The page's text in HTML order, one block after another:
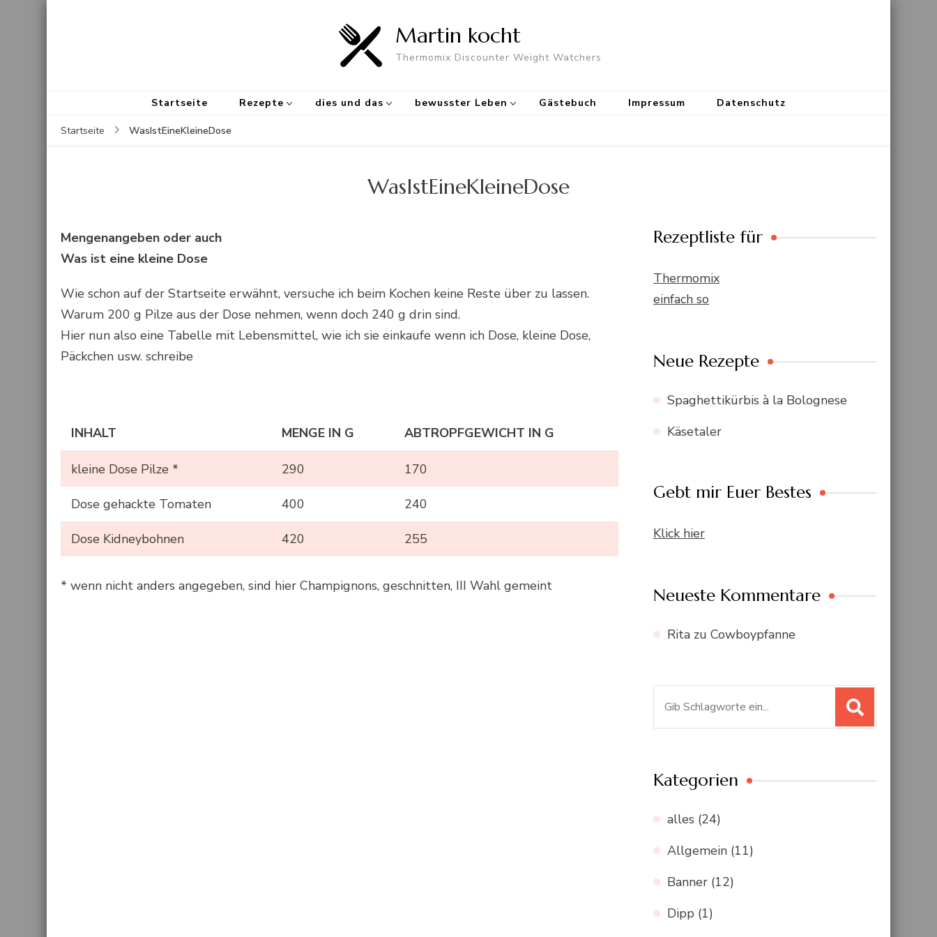
Martin kocht
Thermomix Discounter Weight Watchers
Startseite Rezepte dies und das bewusster Leben Gästebuch Impressum Datenschutz
Startseite WasIstEineKleineDose
WasIstEineKleineDose
Mengenangeben oder auch
Was ist eine kleine Dose
Wie schon auf der Startseite erwähnt, versuche ich beim Kochen keine Reste über zu lassen.
Warum 200 g Pilze aus der Dose nehmen, wenn doch 240 g drin sind.
Hier nun also eine Tabelle mit Lebensmittel, wie ich sie einkaufe wenn ich Dose, kleine Dose,
Päckchen usw. schreibe
INHALT MENGE IN G ABTROPFGEWICHT IN G
kleine Dose Pilze * 290 170
Dose gehackte Tomaten 400 240
Dose Kidneybohnen 420 255
* wenn nicht anders angegeben, sind hier Champignons, geschnitten, III Wahl gemeint
Rezeptliste für
Thermomix
einfach so
Neue Rezepte
Spaghettikürbis à la Bolognese
Käsetaler
Gebt mir Euer Bestes
Klick hier
Neueste Kommentare
Rita zu Cowboypfanne
Kategorien
alles (24)
Allgemein (11)
Banner (12)
Dipp (1)